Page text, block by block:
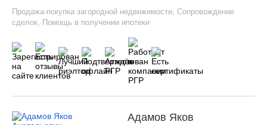
Продажа-покупка загородной недвижимости, Сопровождение
сделок, Помощь в получении ипотеки
Адамов Яков